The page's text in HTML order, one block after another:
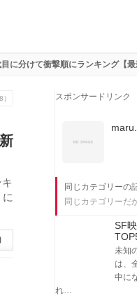
に分けて衝撃順にランキング【最
スポンサードリンク
同じカテゴリーの
同じカテゴリーだ
SF
未知
は、
中に
れ…